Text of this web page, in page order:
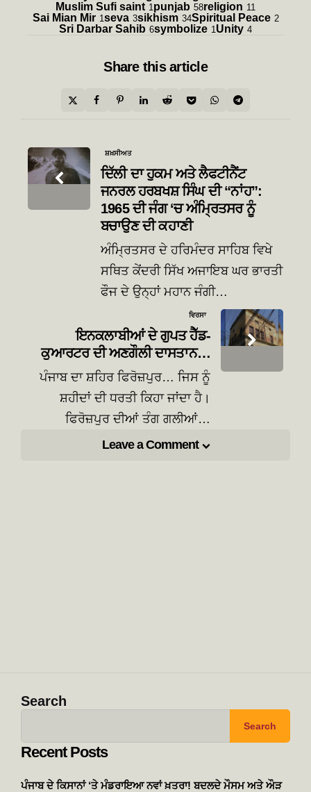
Muslim Sufi saint 1punjab 58religion 11
Sai Mian Mir 1seva 3sikhism 34Spiritual Peace 2
Sri Darbar Sahib 6symbolize 1Unity 4
Share this article
Post
navigation
ਸ਼ਖ਼ਸੀਅਤ
ਦਿੱਲੀ ਦਾ ਹੁਕਮ ਅਤੇ ਲੈਫਟੀਨੈਂਟ
ਜਨਰਲ ਹਰਬਖਸ਼ ਸਿੰਘ ਦੀ “ਨਾਂਹ”:
1965 ਦੀ ਜੰਗ ‘ਚ ਅੰਮ੍ਰਿਤਸਰ ਨੂੰ
ਬਚਾਉਣ ਦੀ ਕਹਾਣੀ
ਅੰਮ੍ਰਿਤਸਰ ਦੇ ਹਰਿਮੰਦਰ ਸਾਹਿਬ ਵਿਖੇ
ਸਥਿਤ ਕੇਂਦਰੀ ਸਿੱਖ ਅਜਾਇਬ ਘਰ ਭਾਰਤੀ
ਫੌਜ ਦੇ ਉਨ੍ਹਾਂ ਮਹਾਨ ਜੰਗੀ…
ਵਿਰਸਾ
ਇਨਕਲਾਬੀਆਂ ਦੇ ਗੁਪਤ ਹੈੱਡ-
ਕੁਆਰਟਰ ਦੀ ਅਣਗੌਲੀ ਦਾਸਤਾਨ…
ਪੰਜਾਬ ਦਾ ਸ਼ਹਿਰ ਫਿਰੋਜ਼ਪੁਰ… ਜਿਸ ਨੂੰ
ਸ਼ਹੀਦਾਂ ਦੀ ਧਰਤੀ ਕਿਹਾ ਜਾਂਦਾ ਹੈ।
ਫਿਰੋਜ਼ਪੁਰ ਦੀਆਂ ਤੰਗ ਗਲੀਆਂ…
Leave a Comment
Search
Search
Recent Posts
ਪੰਜਾਬ ਦੇ ਕਿਸਾਨਾਂ ‘ਤੇ ਮੰਡਰਾਇਆ ਨਵਾਂ ਖ਼ਤਰਾ! ਬਦਲਦੇ ਮੌਸਮ ਅਤੇ ਔੜ